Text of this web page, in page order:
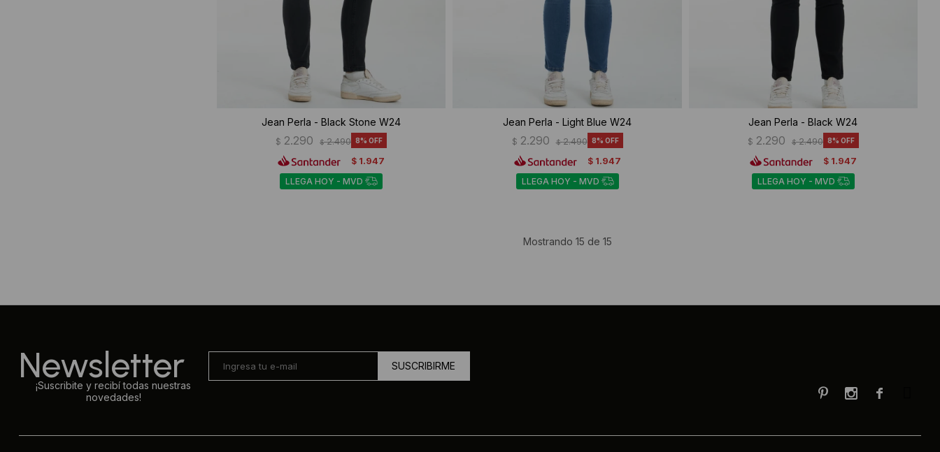
Jean Perla - Black Stone W24
$ 2.290 $ 2.490 8
$ 1.947
LLEGA HOY - MVD
Jean Perla - Light Blue W24
$ 2.290 $ 2.490 8
$ 1.947
LLEGA HOY - MVD
Jean Perla - Black W24
$ 2.290 $ 2.490 8
$ 1.947
LLEGA HOY - MVD
Mostrando 15 de 15
Newsletter
¡Suscribite y recibí todas nuestras
novedades!
SUSCRIBIRME

 